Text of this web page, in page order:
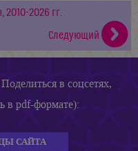
2010-2026 гг.
Следующий
Поделиться в соцсетях,
в pdf-формате):
САЙТА